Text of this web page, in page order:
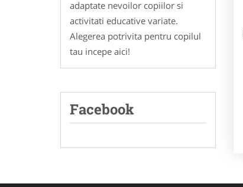
adaptate nevoilor copiilor si
activitati educative variate.
Alegerea potrivita pentru copilul
tau incepe aici!
Facebook